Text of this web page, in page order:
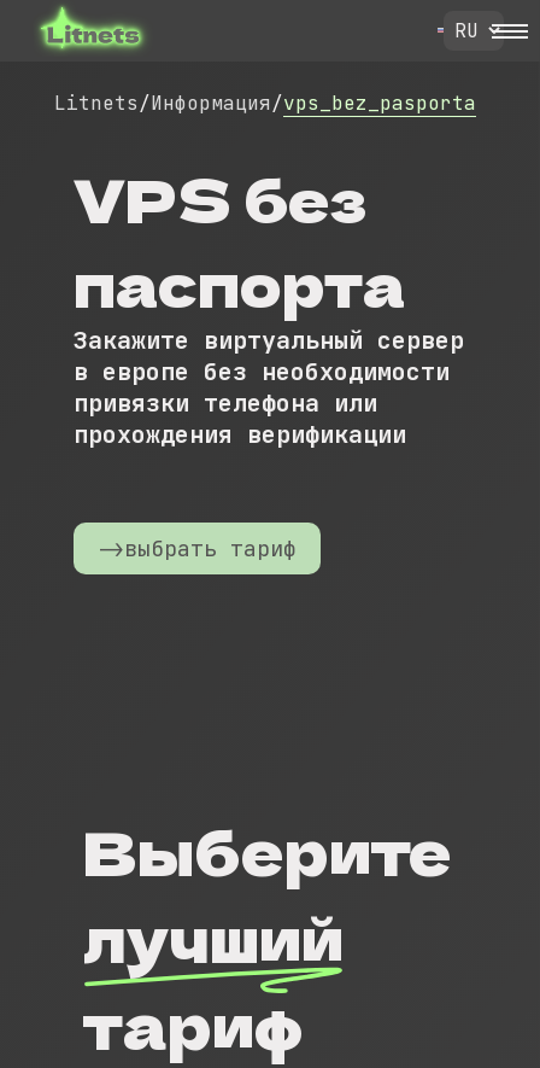
Litnets/Информация/vps_bez_pasporta
VPS без
паспорта
Закажите виртуальный сервер
в европе без необходимости
привязки телефона или
прохождения верификации
->выбрать тариф
Выберите
лучший
тариф